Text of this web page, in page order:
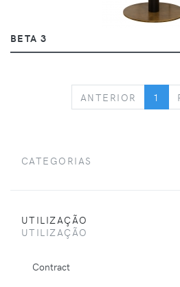
BETA 3
ANTERIOR 1
CATEGORIAS
UTILIZAÇÃO
UTILIZAÇÃO
Contract